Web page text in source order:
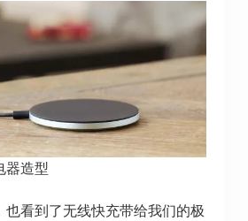
器造型
也看到了无线快充带给我们的极